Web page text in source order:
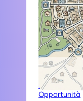
Distinguiti
Opportunità